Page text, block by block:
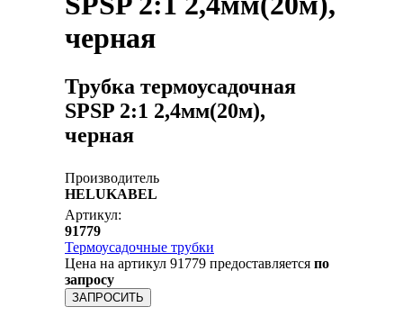
черная
Трубка термоусадочная
SPSP 2:1 2,4мм(20м),
черная
Производитель
HELUKABEL
Артикул:
91779
Термоусадочные трубки
Цена на артикул 91779 предоставляется по
запросу
ЗАПРОСИТЬ